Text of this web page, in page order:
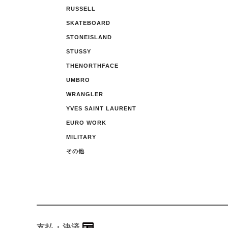
RUSSELL
SKATEBOARD
STONEISLAND
STUSSY
THENORTHFACE
UMBRO
WRANGLER
YVES SAINT LAURENT
EURO WORK
MILITARY
その他